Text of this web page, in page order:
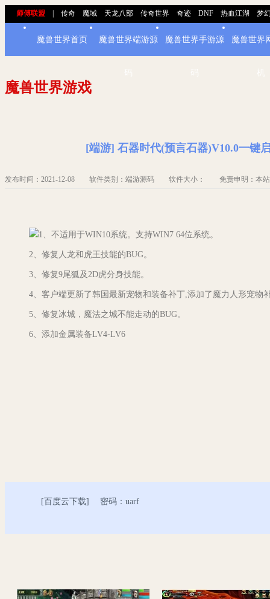
师傅联盟 传奇 魔域 天龙八部 传奇世界 奇迹 DNF 热血江湖 梦
魔兽世界首页 魔兽世界端游源 魔兽世界手游源 魔兽世界
魔兽世界游戏
[端游] 石器时代(预言石器)V10.0一键
发布时间：2021-12-08 软件类别：端游源码 软件大小： 免责申明：本站
1、不适用于WIN10系统。支持WIN7 64位系统。
2、修复人龙和虎王技能的BUG。
3、修复9尾狐及2D虎分身技能。
4、客户端更新了韩国最新宠物和装备补丁,添加了魔力人形宠物
5、修复冰城，魔法之城不能走动的BUG。
6、添加金属装备LV4-LV6
[ 百度云下载] 密码：uarf